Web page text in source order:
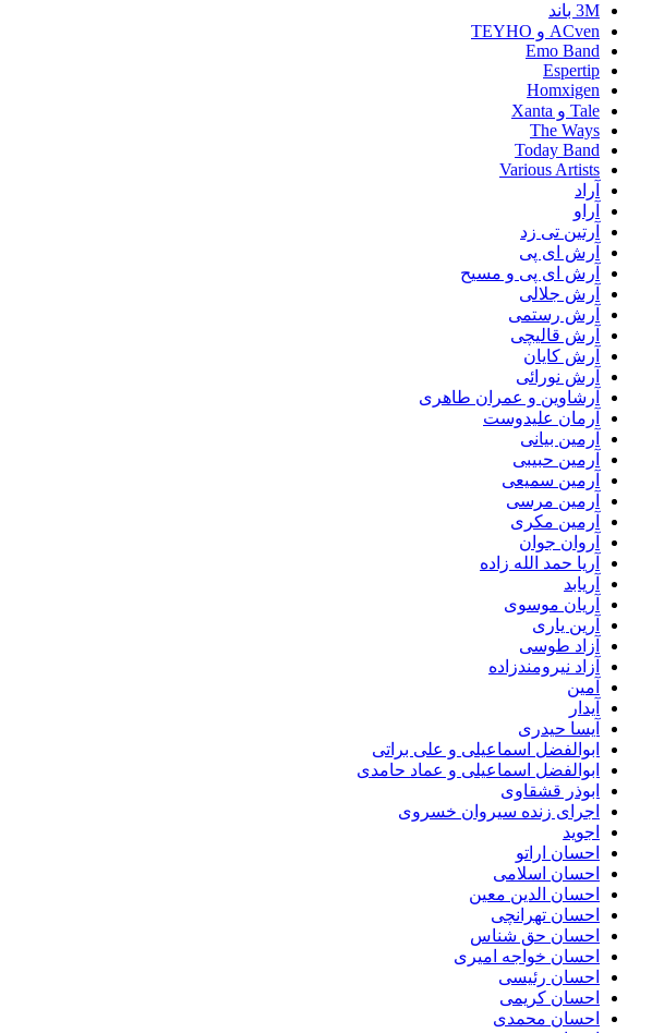
3M باند
ACven و TEYHO
Emo Band
Espertip
Homxigen
Tale و Xanta
The Ways
Today Band
Various Artists
آراد
آراو
آرتین تی زد
آرش ای پی
آرش ای پی و مسیح
آرش جلالی
آرش رستمی
آرش قالیچی
آرش کایان
آرش نورائی
آرشاوین و عمران طاهری
آرمان علیدوست
آرمین بیانی
آرمین حبیبی
آرمین سمیعی
آرمین مرسی
آرمین مکری
آروان جوان
آریا حمد الله زاده
آریابد
آریان موسوی
آرین یاری
آزاد طوسی
آزاد نیرومندزاده
آمین
آیدار
آیسا حیدری
ابوالفضل اسماعیلی و علی براتی
ابوالفضل اسماعیلی و عماد حامدی
ابوذر قشقاوی
اجرای زنده سیروان خسروی
اجوید
احسان اراتو
احسان اسلامی
احسان الدین معین
احسان تهرانچی
احسان حق شناس
احسان خواجه امیری
احسان رئیسی
احسان کریمی
احسان محمدی